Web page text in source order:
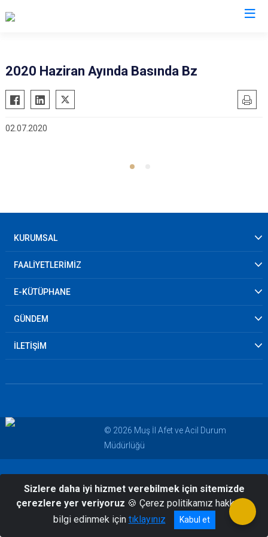
2020 Haziran Ayında Basında Bz
02.07.2020
KURUMSAL
FAALİYETLERİMİZ
E-KÜTÜPHANE
GÜNDEM
İLETİŞİM
© 2026 Muş İl Afet ve Acil Durum
Müdürlüğü
Sizlere daha iyi hizmet verebilmek için sitemizde
çerezlere yer veriyoruz 🍪 Çerez politikamız hakkında
bilgi edinmek için tıklayınız Kabul et